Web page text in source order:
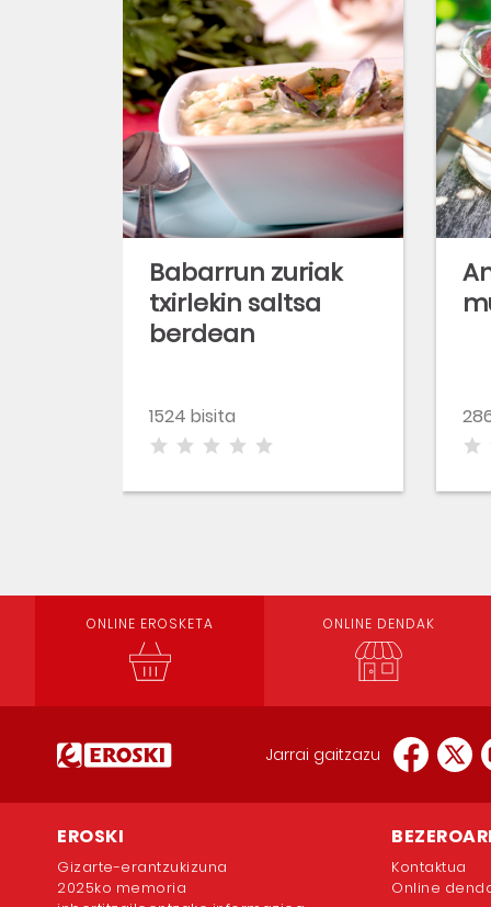
Babarrun zuriak
txirlekin saltsa
berdean
1524 bisita
ONLINE EROSKETA ONLINE DENDAK
Jarrai gaitzazu
EROSKI
Gizarte-erantzukizuna
2025ko memoria
Kontaktua
Online